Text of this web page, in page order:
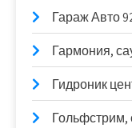
Гараж Авто
Гармония,
Гидроник
Гольфстрим,